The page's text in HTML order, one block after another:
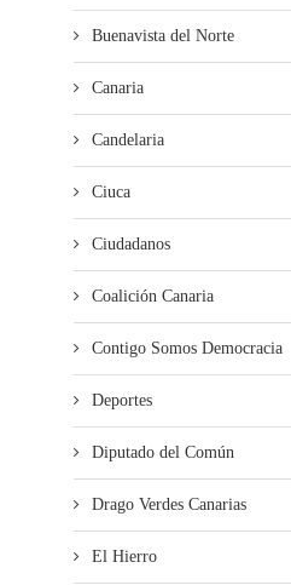
Buenavista del Norte
Canaria
Candelaria
Ciuca
Ciudadanos
Coalición Canaria
Contigo Somos Democracia
Deportes
Diputado del Común
Drago Verdes Canarias
El Hierro